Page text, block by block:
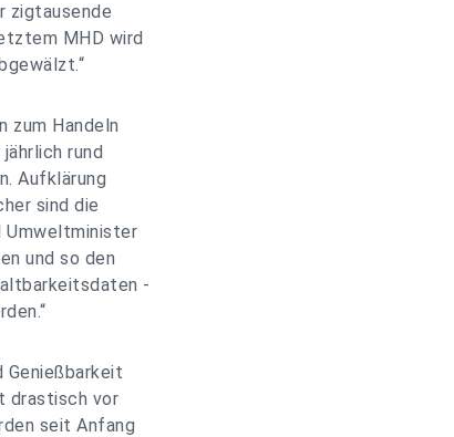
zigtausende
MHD wird
zum Handeln
rund
Aufklärung
sind die
Umweltminister
und so den
-
Genießbarkeit
drastisch vor
seit Anfang